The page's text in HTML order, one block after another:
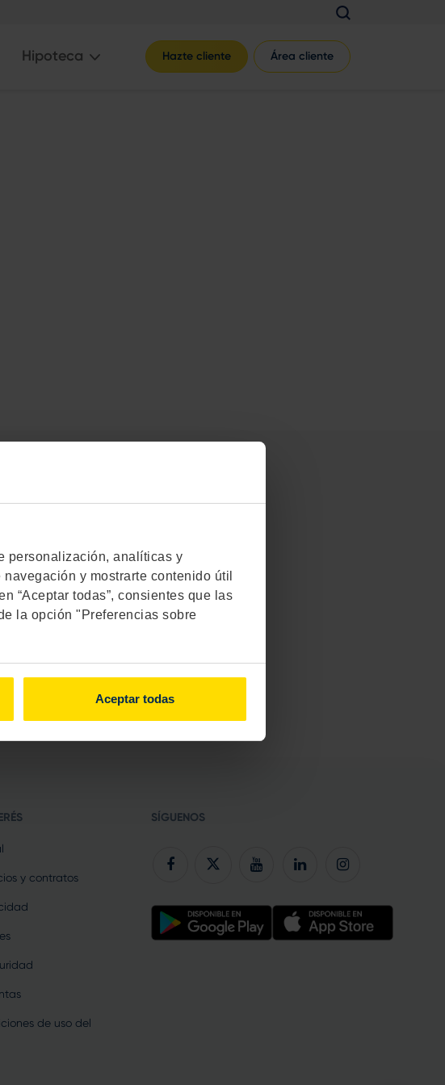
personalización, analíticas y
y mostrarte contenido útil
“Aceptar todas”, consientes que las
la opción "Preferencias sobre
Aceptar todas
Hipoteca Hazte cliente Área cliente
te conviene.
y contratos
de uso del
SÍGUENOS